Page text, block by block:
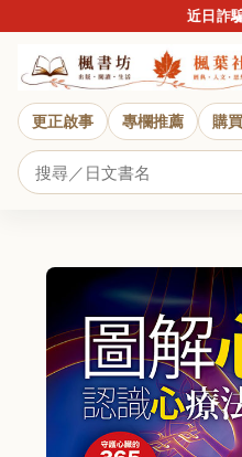
近日詐騙
更正啟事 專欄推薦 購